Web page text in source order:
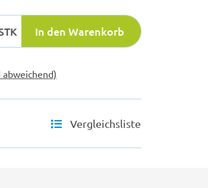
In den Warenkorb
abweichend)
Vergleichsliste